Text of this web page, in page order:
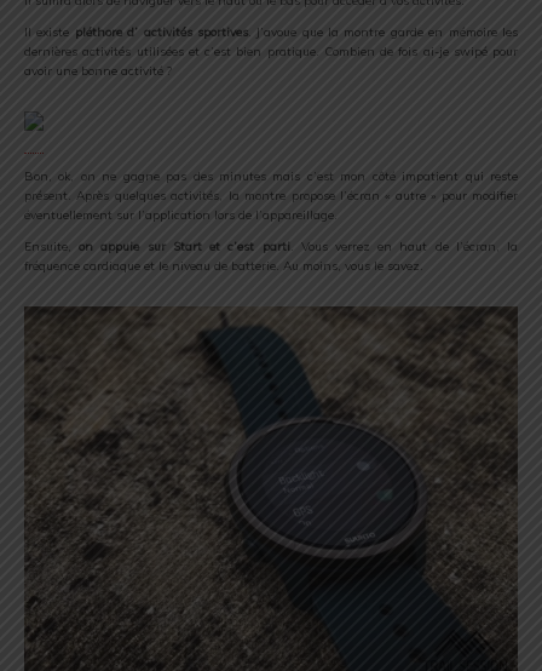
Il existe pléthore d’ activités sportives. J’avoue que la montre garde en mémoire les
dernières activités utilisées et c’est bien pratique. Combien de fois ai-je swipé pour
avoir une bonne activité ?
Bon, ok, on ne gagne pas des minutes mais c’est mon côté impatient qui reste
présent. Après quelques activités, la montre propose l’écran « autre » pour modifier
éventuellement sur l’application lors de l’appareillage.
Ensuite,on appuie sur Start et c’est parti. Vous verrez en haut de l’écran, la
fréquence cardiaque et le niveau de batterie. Au moins, vous le savez.